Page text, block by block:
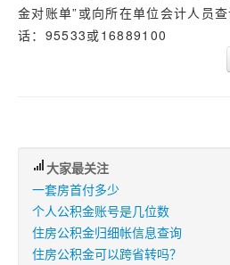
金对账单”或向所在单位会计人员
话：95533或16889100
大家最关注
一套房首付多少
个人公积金账号是几位数
住房公积金归细帐信息查询
住房公积金可以跨省转吗？